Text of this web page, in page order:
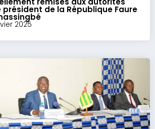
président de la République Faure
2025